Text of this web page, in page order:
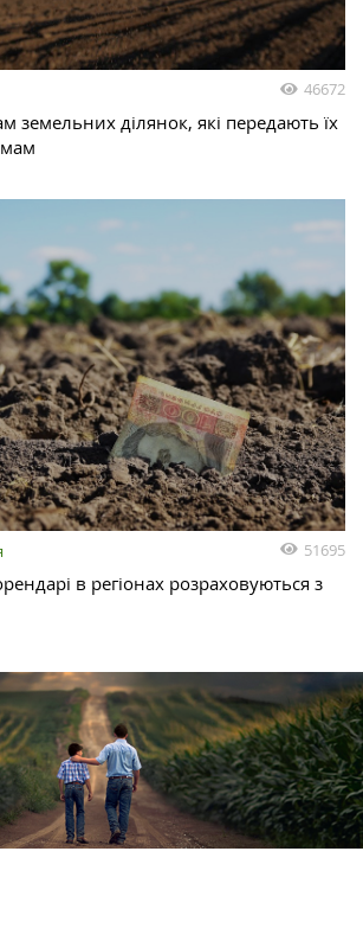
46672
земельних ділянок, які передають їх
51695
в регіонах розраховуються з